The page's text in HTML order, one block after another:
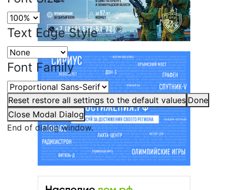
Text Edge Style
Font Family
Reset restore all settings to the default values Done
Close Modal Dialog
End of dialog window.